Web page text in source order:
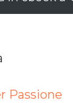
Passione